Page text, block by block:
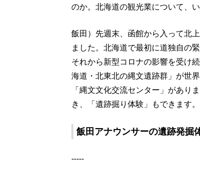
のか。北海道の観光業について、
飯田）先週末、函館から入って北
ました。北海道で最初に道独自の
それから新型コロナの影響を受け
海道・北東北の縄文遺跡群」が世
「縄文文化交流センター」があり
き、「遺跡掘り体験」もできます。
飯田アナウンサーの遺跡発掘
-----